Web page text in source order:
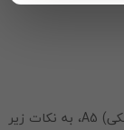
برای انتخاب بهترین پاکت پستی لمینه (نایلون مشکی) A5، به نکات زیر